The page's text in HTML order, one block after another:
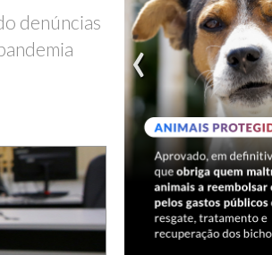
denúncias